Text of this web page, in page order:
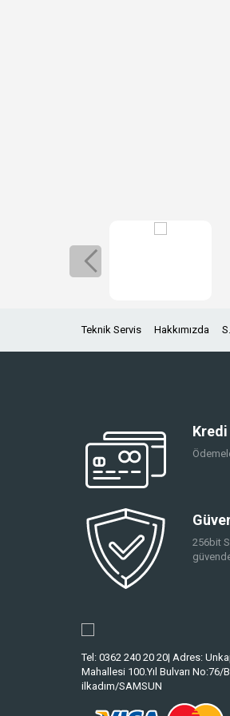
Teknik Servis Hakkımızda
Kredi
256bit
Tel: 0362 240 20 20| Adres:
Mahallesi 100.Yıl Bulvarı No:76/B
ilkadım/SAMSUN